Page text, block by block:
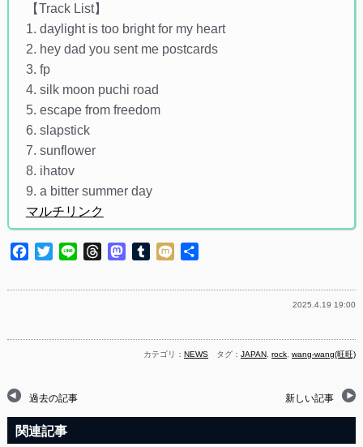
【Track List】
1. daylight is too bright for my heart
2. hey dad you sent me postcards
3. fp
4. silk moon puchi road
5. escape from freedom
6. slapstick
7. sunflower
8. ihatov
9. a bitter summer day
マルチリンク
Facebook
TwitterLine ThreadsMastodon
Tumblr
Mixi
2025.4.19 19:00
カテゴリ：NEWS タグ：JAPAN ,rock ,wang-wang(旺旺)
過去の記事 新しい記事
関連記事